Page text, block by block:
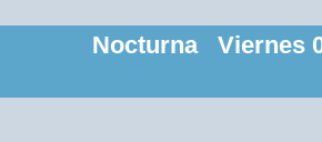
Nocturna Viernes